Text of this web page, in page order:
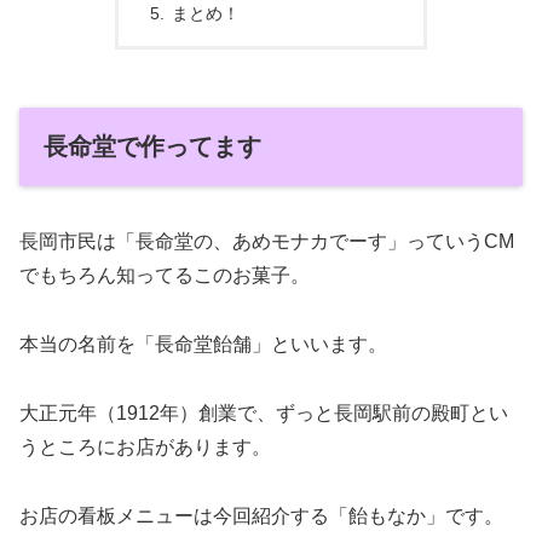
まとめ！
長命堂で作ってます
長岡市民は「長命堂の、あめモナカでーす」っていうCM
でもちろん知ってるこのお菓子。
本当の名前を「長命堂飴舗」といいます。
大正元年（1912年）創業で、ずっと長岡駅前の殿町とい
うところにお店があります。
お店の看板メニューは今回紹介する「飴もなか」です。